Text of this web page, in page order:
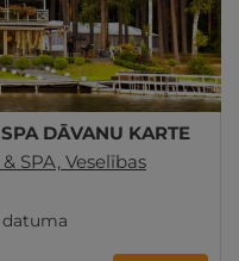
DĀVANU KARTE
SPA, Veselības
datuma